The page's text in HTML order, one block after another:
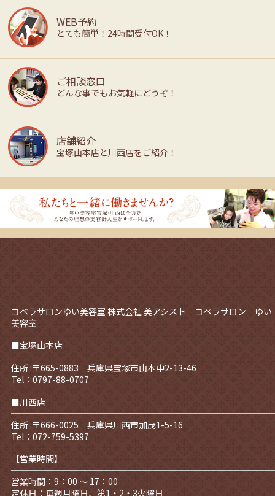
WEB予約
とても簡単！24時間受付OK！
ご相談窓口
どんな事でもお気軽にどうぞ！
店舗紹介
宝塚山本店と川西店をご紹介！
コベラサロンゆい美容室 株式会社 美アシスト コベラサロン ゆい
美容室
■宝塚山本店
住所 :〒665-0883 兵庫県宝塚市山本中2-13-46
Tel：0797-88-0707
■川西店
住所 :〒666-0025 兵庫県川西市加茂1-5-16
Tel：072-759-5397
【営業時間】
営業時間：9：00 ～ 17：00
定休日：毎週月曜日、第1・2・3火曜日